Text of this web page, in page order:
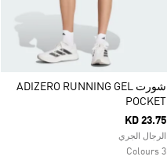
شورت ADIZERO RUNNING GEL
POCKET
KD 23.75
الرجال الجري
3 Colours